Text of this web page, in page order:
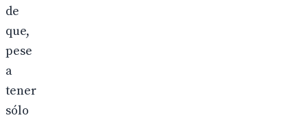
de
que,
pese
a
tener
sólo